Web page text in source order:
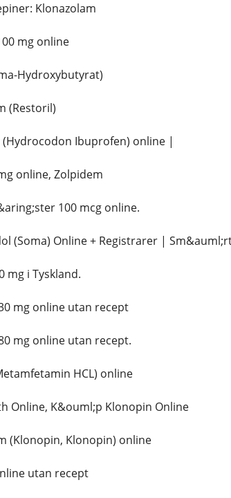
Klonazolam
mg online
Hydroxybutyrat)
(Restoril)
Ibuprofen) online |
online, Zolpidem
100 mcg online.
(Soma) Online + Registrarer |
mg i Tyskland.
mg online utan recept
mg online utan recept.
HCL) online
Online, K&ouml;p Klonopin Online
(Klonopin, Klonopin) online
utan recept